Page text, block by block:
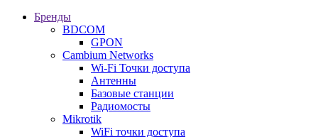
Бренды
BDCOM
GPON
Cambium Networks
Wi-Fi Точки доступа
Антенны
Базовые станции
Радиомосты
Mikrotik
WiFi точки доступа